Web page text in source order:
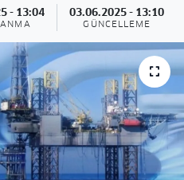
- 13:04 03.06.2025 - 13:10
GÜNCELLEME